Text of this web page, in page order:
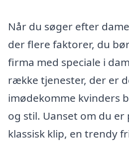
Når du søger efter
der flere faktorer, du
firma med speciale i
række tjenester, der er
imødekomme kvinders
og stil. Uanset om du
klassisk klip, en trendy